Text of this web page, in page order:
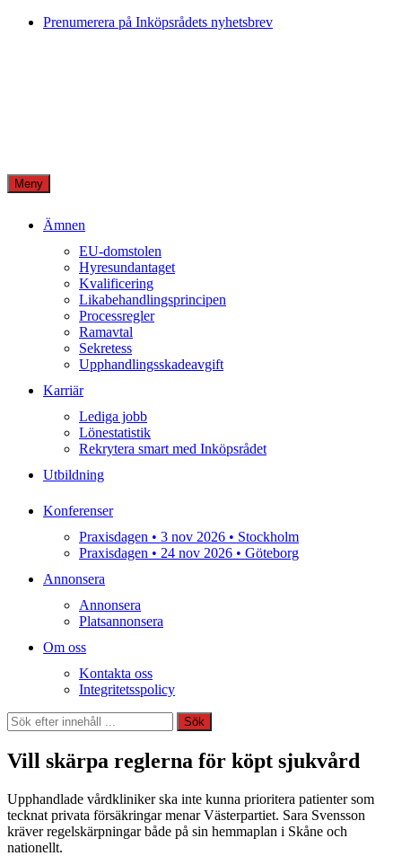
Skip
Prenumerera på Inköpsrådets nyhetsbrev
Meny
Ämnen
EU-domstolen
Hyresundantaget
Kvalificering
Likabehandlingsprincipen
Processregler
Ramavtal
Sekretess
Upphandlingsskadeavgift
Karriär
Lediga jobb
Lönestatistik
Rekrytera smart med Inköpsrådet
Utbildning
Konferenser
Praxisdagen • 3 nov 2026 • Stockholm
Praxisdagen • 24 nov 2026 • Göteborg
Annonsera
Annonsera
Platsannonsera
Om oss
Kontakta oss
Integritetsspolicy
Sök
Sök
Vill skärpa reglerna för köpt sjukvård
Upphandlade vårdkliniker ska inte kunna prioritera patienter som
tecknat privata försäkringar menar Västerpartiet. Sara Svensson
kräver regelskärpningar både på sin hemmaplan i Skåne och
nationellt.